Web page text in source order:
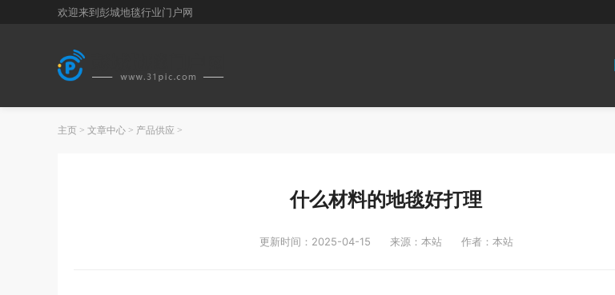
欢迎来到彭城地毯行业门户网
主页 > 文章中心 > 产品供应 >
什么材料的地毯好打理
更新时间：2025-04-15 来源：本站 作者：本站